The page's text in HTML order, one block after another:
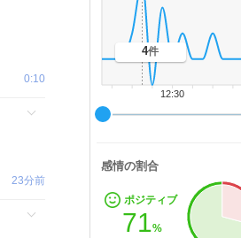
0:10
23分前
12:30
4件
感情の割合
ポジティブ
71%